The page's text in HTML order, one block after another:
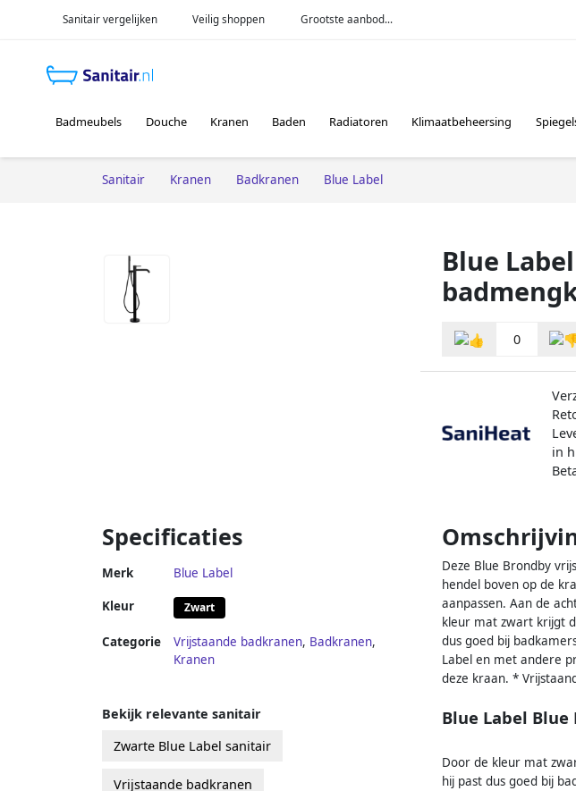
Sanitair vergelijken Veilig shoppen Grootste aanbod...
Badmeubels Douche Kranen Baden Radiatoren Klimaatbeheersing
Sanitair Kranen Badkranen Blue Label
Blue
0
in
Specificaties
Merk Blue Label
Kleur Zwart
Categorie Vrijstaande badkranen, Badkranen,
Kranen
Deze Blue Brondby
hendel boven op de
aanpassen. Aan de
kleur mat zwart krijgt
dus goed bij
Label en met andere
deze kraan. *
Blue Label
Door de kleur mat
hij past dus goed bij
Bekijk relevante sanitair
Zwarte Blue Label sanitair
Vrijstaande badkranen